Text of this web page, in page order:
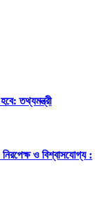
তথ্যমন্ত্রী
নিরপেক্ষ ও বিশ্বাসযোগ্য :